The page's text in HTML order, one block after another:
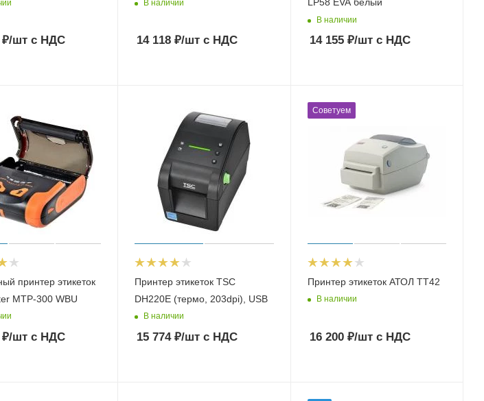
/штс НДС
В наличии
14 118 ₽/шт с НДС
В наличии
14 155₽/штс НДС
принтер этикеток
MTP-300 WBU
/штс НДС
Принтер этикеток TSC
DH220E (термо, 203dpi), USB
В наличии
15 774₽/шт с НДС
Советуем
Принтер этикеток АТОЛ ТТ42
В наличии
16 200₽/штс НДС